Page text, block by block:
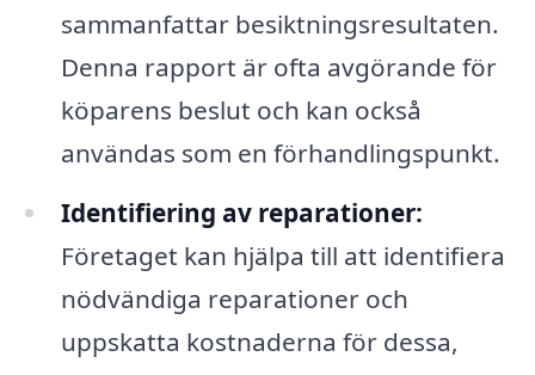
sammanfattar besiktningsresultaten.
Denna rapport är ofta avgörande för
köparens beslut och kan också
användas som en förhandlingspunkt.
Identifiering av reparationer:
Företaget kan hjälpa till att identifiera
nödvändiga reparationer och
uppskatta kostnaderna för dessa,